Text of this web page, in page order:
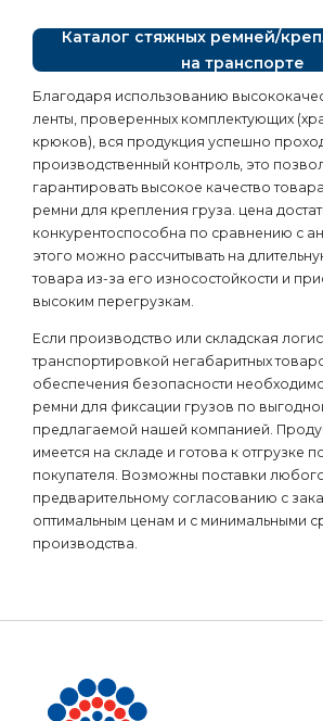
Каталог стяжных ремней/
на транспорте
Благодаря использованию
ленты, проверенных комплектующих
крюков), вся продукция успешно
производственный контроль, это
гарантировать высокое качество
ремни для крепления груза. цена
конкурентоспособна по сравнению с
этого можно рассчитывать на
товара из-за его износостойкости и
высоким перегрузкам.
Если производство или складская
транспортировкой негабаритных
обеспечения безопасности
ремни для фиксации грузов по
предлагаемой нашей компанией.
имеется на складе и готова к отгрузке
покупателя. Возможны поставки
предварительному согласованию с
оптимальным ценам и с минимальными
производства.